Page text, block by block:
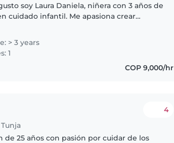
soy Laura Daniela, niñera con 3 años de
cuidado infantil. Me apasiona crear
desarrollo..
> 3 years
1
COP 9,000/hr
4
de 25 años con pasión por cuidar de los